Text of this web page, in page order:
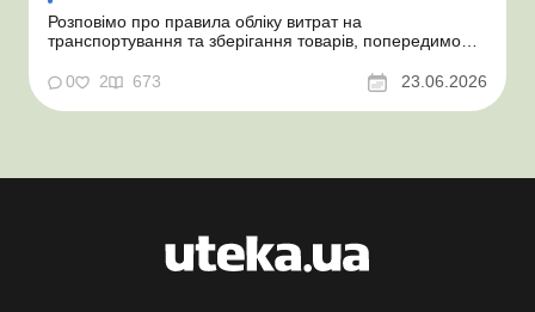
Розповімо про правила обліку витрат на
транспортування та зберігання товарів, попередимо
нормативне обґрунтування. Проблемні витрати:
податкові ризики та судова практика Здавалось би, у
цьому питанні неоднозначності бути не може. Однак,
0 2 673 23.06.2026